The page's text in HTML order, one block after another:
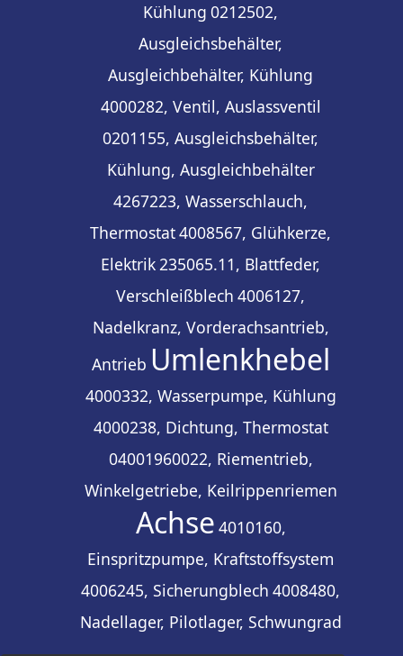
Kühlung 0212502,
Ausgleichsbehälter,
Ausgleichbehälter, Kühlung
4000282, Ventil, Auslassventil
0201155, Ausgleichsbehälter,
Kühlung, Ausgleichbehälter
4267223, Wasserschlauch,
Thermostat4008567, Glühkerze,
Elektrik235065.11, Blattfeder,
Verschleißblech 4006127,
Nadelkranz, Vorderachsantrieb,
Antrieb Umlenkhebel
4000332, Wasserpumpe, Kühlung
4000238, Dichtung, Thermostat
04001960022, Riementrieb,
Winkelgetriebe, Keilrippenriemen
Achse 4010160,
Einspritzpumpe, Kraftstoffsystem
4006245, Sicherungblech 4008480,
Nadellager, Pilotlager, Schwungrad